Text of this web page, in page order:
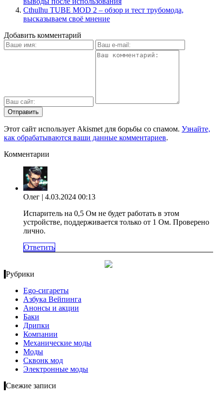
Cthulhu TUBE MOD 2 – обзор и тест трубомода,
высказываем своё мнение
Добавить комментарий
Этот сайт использует Akismet для борьбы со спамом. Узнайте,
как обрабатываются ваши данные комментариев.
Комментарии
Олег | 4.03.2024 00:13
Испаритель на 0,5 Ом не будет работать в этом
устройстве, поддерживается только от 1 Ом. Проверено
лично.
Ответить
Рубрики
Ego-сигареты
Азбука Вейпинга
Анонсы и акции
Баки
Дрипки
Компании
Механические моды
Моды
Сквонк мод
Электронные моды
Свежие записи